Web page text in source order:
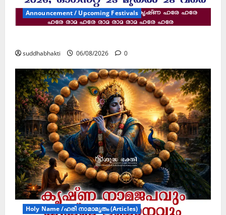
Announcement / Upcoming Festivals
suddhabhakti 06/08/2026 0
Holy Name /ഹരി നാമാമൃതം (Articles)